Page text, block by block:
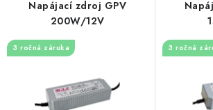
Zľavy pre profíkov
d
u
r
o
Napájací zdroj GPV
200W/12V
3 ročná záruka 3 ročná